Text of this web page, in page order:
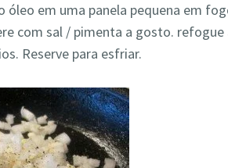
óleo em uma panela pequena em
com sal / pimenta a gosto. refogue
Reserve para esfriar.